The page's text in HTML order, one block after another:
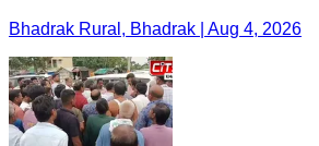
Bhadrak Rural, Bhadrak | Aug 4, 2026